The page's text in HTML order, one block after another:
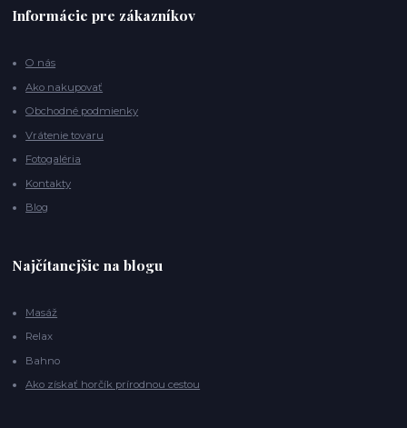
Informácie pre zákazníkov
O nás
Ako nakupovať
Obchodné podmienky
Vrátenie tovaru
Fotogaléria
Kontakty
Blog
Najčítanejšie na blogu
Masáž
Relax
Bahno
Ako získať horčík prírodnou cestou